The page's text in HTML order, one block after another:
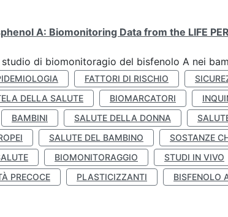
A: Biomonitoring Data from the LIFE
studio di biomonitoragio del bisfenolo A nei
FATTORI DI RISCHIO
DELLA SALUTE BIOMARCATORI
BAMBINI SALUTE DELLA DONNA
SALUTE DEL BAMBINO
SOSTANZE
BIOMONITORAGGIO STUDI IN VIVO
PRECOCE PLASTICIZZANTI BISFENOLO